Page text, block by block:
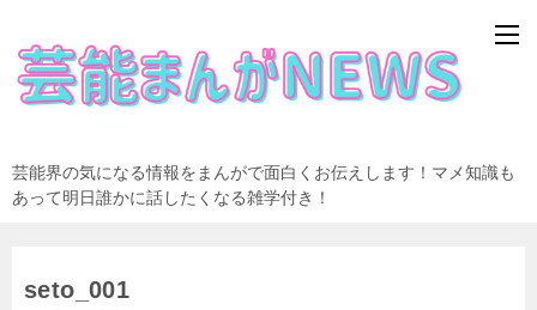
芸能界の気になる情報をまんがで面白くお伝えします！マメ知識も
あって明日誰かに話したくなる雑学付き！
seto_001